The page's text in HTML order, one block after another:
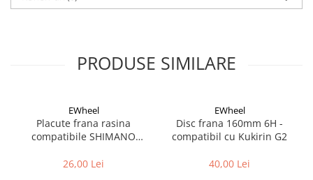
Manete schimbator bicicleta
PRODUSE SIMILARE
EWheel
Placute frana rasina
compatibile SHIMANO
G2/G4 2025)
26,00 Lei
EWheel
Disc frana 160mm 6H -
compatibil cu Kukirin G2
40,00 Lei